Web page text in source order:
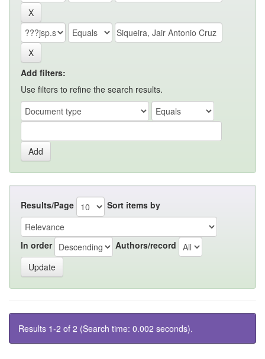
Add filters:
Use filters to refine the search results.
Results/Page Sort items by
In order Authors/record
Results 1-2 of 2 (Search time: 0.002 seconds).